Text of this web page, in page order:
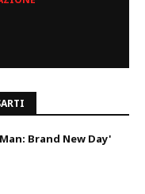
Brand New Day'